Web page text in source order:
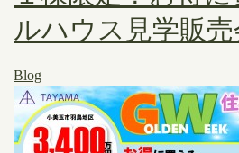
ルハウス見学販売
Blog